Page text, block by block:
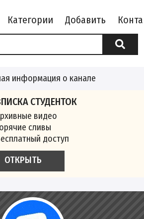
Категории Добавить
информация о канале
СТУДЕНТОК
видео
сливы
доступ
ОТКРЫТЬ